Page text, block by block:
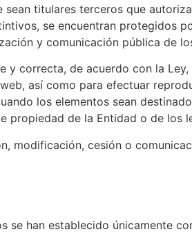
titulares terceros que
se encuentran protegidos
y comunicación pública de
correcta, de acuerdo con la
así como para efectuar
los elementos sean
propiedad de la Entidad o de los
modificación, cesión o
se han establecido únicamente